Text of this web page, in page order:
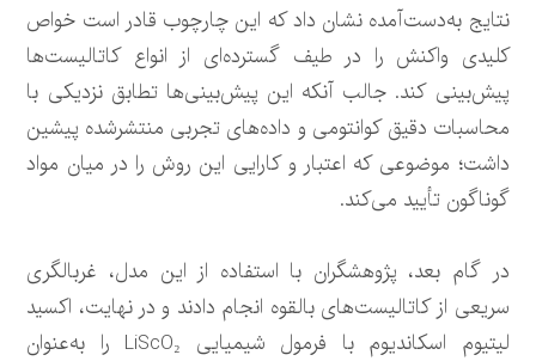
نتایج به‌دست‌آمده نشان داد که این چارچوب قادر است خواص
کلیدی واکنش را در طیف گسترده‌ای از انواع کاتالیست‌ها
پیش‌بینی کند. جالب آنکه این پیش‌بینی‌ها تطابق نزدیکی با
محاسبات دقیق کوانتومی و داده‌های تجربی منتشرشده پیشین
داشت؛ موضوعی که اعتبار و کارایی این روش را در میان مواد
گوناگون تأیید می‌کند.
در گام بعد، پژوهشگران با استفاده از این مدل، غربالگری
سریعی از کاتالیست‌های بالقوه انجام دادند و در نهایت، اکسید
لیتیوم اسکاندیوم با فرمول شیمیایی LiScO₂ را به‌عنوان